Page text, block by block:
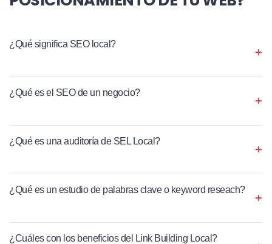
¿Qué significa SEO local?
¿Qué es el SEO de un negocio?
¿Qué es una auditoría de SEL Local?
¿Qué es un estudio de palabras clave o keyword reseach?
¿Cuáles con los beneficios del Link Building Local?